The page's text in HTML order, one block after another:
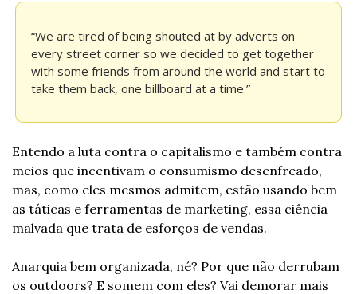
“We are tired of being shouted at by adverts on
every street corner so we decided to get together
with some friends from around the world and start to
take them back, one billboard at a time.”
Entendo a luta contra o capitalismo e também contra
meios que incentivam o consumismo desenfreado,
mas, como eles mesmos admitem, estão usando bem
as táticas e ferramentas de marketing, essa ciência
malvada que trata de esforços de vendas.
Anarquia bem organizada, né? Por que não derrubam
os outdoors? E somem com eles? Vai demorar mais